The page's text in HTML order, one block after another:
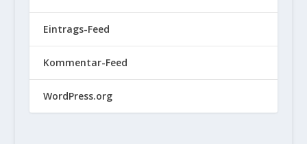
Eintrags-Feed
Kommentar-Feed
WordPress.org